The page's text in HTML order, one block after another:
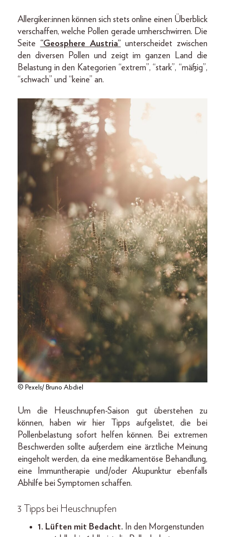
Allergiker:innen können sich stets online einen Überblick
verschaffen, welche Pollen gerade umherschwirren. Die
Seite “Geosphere Austria” unterscheidet zwischen
den diversen Pollen und zeigt im ganzen Land die
Belastung in den Kategorien “extrem”, “stark”, “mäßig”,
“schwach” und “keine” an.
© Pexels/ Bruno Abdiel
Um die Heuschnupfen-Saison gut überstehen zu
können, haben wir hier Tipps aufgelistet, die bei
Pollenbelastung sofort helfen können. Bei extremen
Beschwerden sollte außerdem eine ärztliche Meinung
eingeholt werden, da eine medikamentöse Behandlung,
eine Immuntherapie und/oder Akupunktur ebenfalls
Abhilfe bei Symptomen schaffen.
3 Tipps bei Heuschnupfen
1. Lüften mit Bedacht. In den Morgenstunden